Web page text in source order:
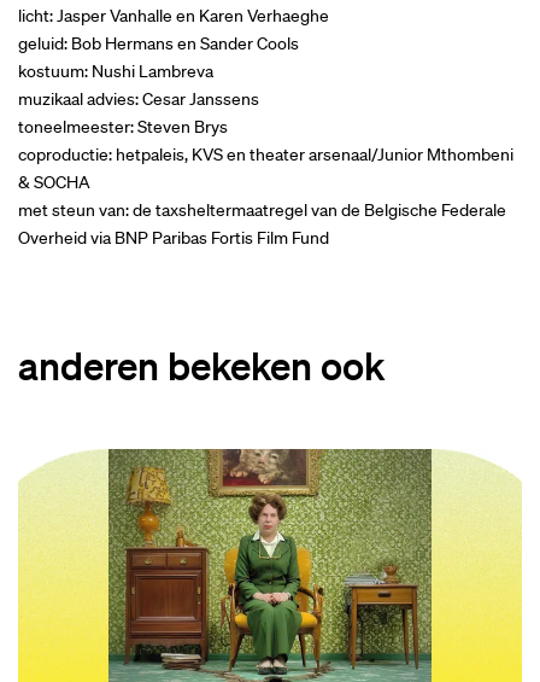
licht: Jasper Vanhalle en Karen Verhaeghe
geluid: Bob Hermans en Sander Cools
kostuum: Nushi Lambreva
muzikaal advies: Cesar Janssens
toneelmeester: Steven Brys
coproductie: hetpaleis, KVS en theater arsenaal/Junior Mthombeni
& SOCHA
met steun van: de taxsheltermaatregel van de Belgische Federale
Overheid via BNP Paribas Fortis Film Fund
anderen bekeken ook